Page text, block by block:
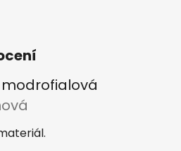
z 5 hvězdiček.